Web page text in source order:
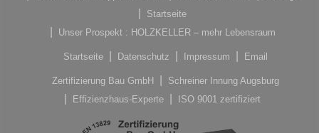
Startseite
Unser Prospekt : HOLZKELLER – mehr Lebensraum
Startseite Datenschutz Impressum Email
Zertifizierung Bau GmbH
Schreiner Innung Augsburg
Effizienzhaus-Experte
ISO 9001 zertifiziert